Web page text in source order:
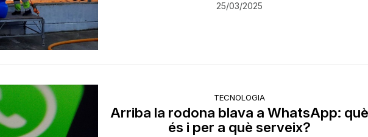
25/03/2025
TECNOLOGIA
Arriba la rodona blava a WhatsApp: què
és i per a què serveix?